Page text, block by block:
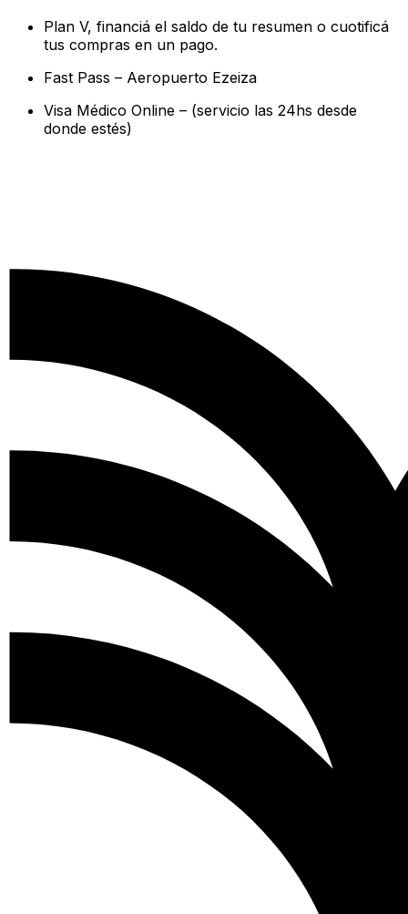
Plan V, financiá el saldo de tu resumen o cuotificá
tus compras en un pago.
Fast Pass – Aeropuerto Ezeiza
Visa Médico Online – (servicio las 24hs desde
donde estés)